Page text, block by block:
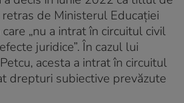
de Ministerul Educației
„nu a intrat în circuitul civil
juridice”. În cazul lui
acesta a intrat în circuitul
drepturi subiective prevăzute